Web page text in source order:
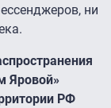
ни
Яровой»
РФ